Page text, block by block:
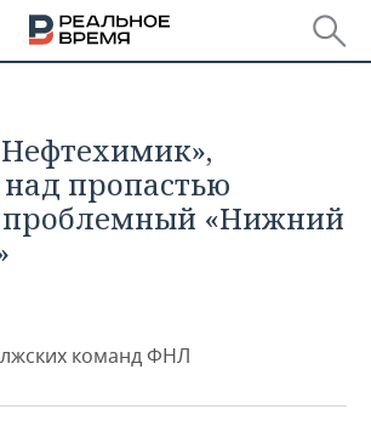
ДОХОДАХ
ПФО
пропастью
проблемный «Нижний
команд ФНЛ